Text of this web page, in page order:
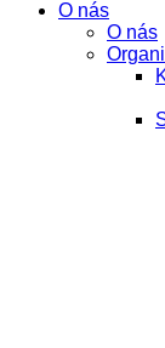
O nás
O nás